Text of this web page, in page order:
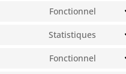
Fonctionnel
Statistiques
Fonctionnel